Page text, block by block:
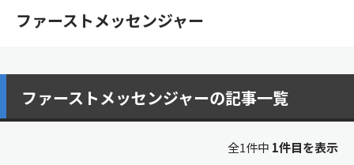
ファーストメッセンジャー
ファーストメッセンジャーの記事一覧
全1件中 1件目を表示